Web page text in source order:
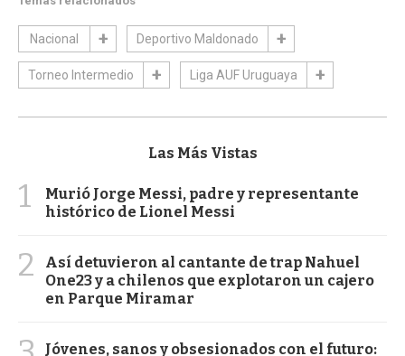
Nacional Deportivo Maldonado
Torneo Intermedio Liga AUF Uruguaya
Las Más Vistas
1
Murió Jorge Messi, padre y representante
histórico de Lionel Messi
2
Así detuvieron al cantante de trap Nahuel
One23 y a chilenos que explotaron un cajero
en Parque Miramar
Jóvenes, sanos y obsesionados con el futuro: